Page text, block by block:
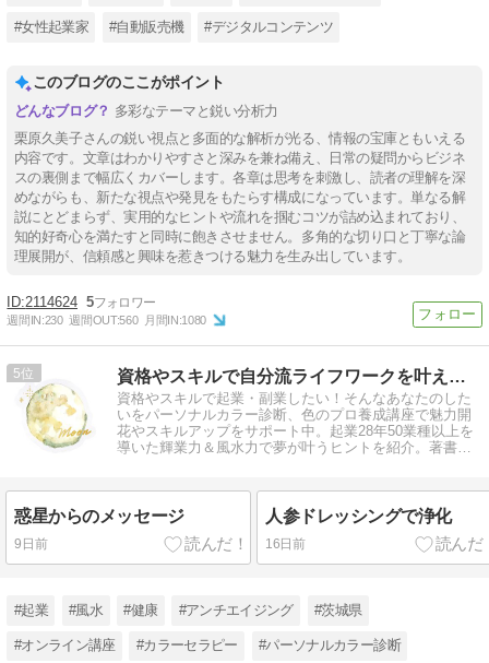
#女性起業家 #自動販売機 #デジタルコンテンツ
このブログのここがポイント
多彩なテーマと鋭い分析力
栗原久美子さんの鋭い視点と多面的な解析が光る、情報の宝庫ともいえる
内容です。文章はわかりやすさと深みを兼ね備え、日常の疑問からビジネ
スの裏側まで幅広くカバーします。各章は思考を刺激し、読者の理解を深
めながらも、新たな視点や発見をもたらす構成になっています。単なる解
説にとどまらず、実用的なヒントや流れを掴むコツが詰め込まれており、
知的好奇心を満たすと同時に飽きさせません。多角的な切り口と丁寧な論
理展開が、信頼感と興味を惹きつける魅力を生み出しています。
2114624 5
週間IN:230 週間OUT:560 月間IN:1080
5 資格やスキルで自分流ライフワークを叶えるヒント！
資格やスキルで起業・副業したい！そんなあなたのした
いをパーソナルカラー診断、色のプロ養成講座で魅力開
花やスキルアップをサポート中。起業28年50業種以上を
導いた輝業力＆風水力で夢が叶うヒントを紹介。著書
惑星からのメッセージ
9日前
人参ドレッシングで浄化
16日前
#起業 #風水 #健康 #アンチエイジング #茨城県
#オンライン講座 #カラーセラピー #パーソナルカラー診断